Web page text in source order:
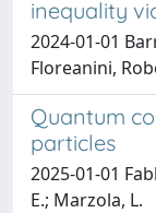
inequality
2024-01-01
Floreanini,
Quantum
particles
2025-01-01
E.; Marzola, L.